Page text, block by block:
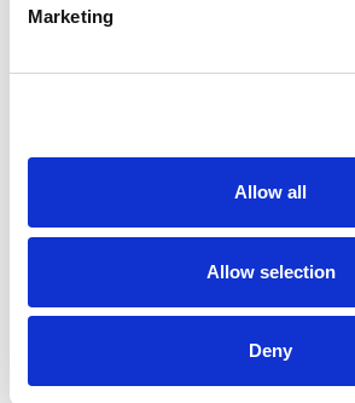
Marketing
Allow all
Allow selection
Deny